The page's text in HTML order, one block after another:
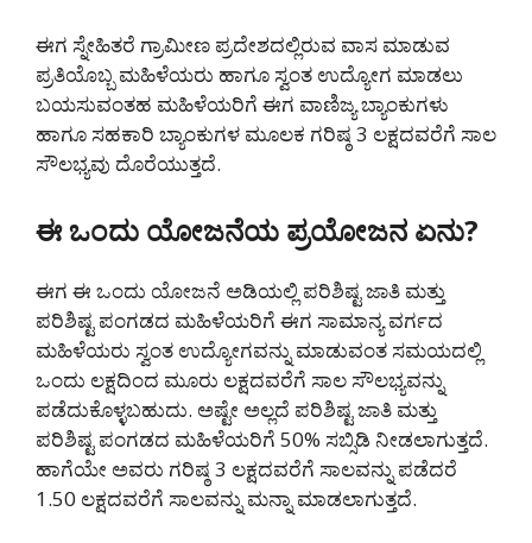
ಈಗ ಸ್ನೇಹಿತರೆ ಗ್ರಾಮೀಣ ಪ್ರದೇಶದಲ್ಲಿರುವ ವಾಸ ಮಾಡುವ
ಪ್ರತಿಯೊಬ್ಬ ಮಹಿಳೆಯರು ಹಾಗೂ ಸ್ವಂತ ಉದ್ಯೋಗ ಮಾಡಲು
ಬಯಸುವಂತಹ ಮಹಿಳೆಯರಿಗೆ ಈಗ ವಾಣಿಜ್ಯ ಬ್ಯಾಂಕುಗಳು
ಹಾಗೂ ಸಹಕಾರಿ ಬ್ಯಾಂಕುಗಳ ಮೂಲಕ ಗರಿಷ್ಠ 3 ಲಕ್ಷದವರೆಗೆ ಸಾಲ
ಸೌಲಭ್ಯವು ದೊರೆಯುತ್ತದೆ.
ಈ ಒಂದು ಯೋಜನೆಯ ಪ್ರಯೋಜನ ಏನು?
ಈಗ ಈ ಒಂದು ಯೋಜನೆ ಅಡಿಯಲ್ಲಿ ಪರಿಶಿಷ್ಟ ಜಾತಿ ಮತ್ತು
ಪರಿಶಿಷ್ಟ ಪಂಗಡದ ಮಹಿಳೆಯರಿಗೆ ಈಗ ಸಾಮಾನ್ಯ ವರ್ಗದ
ಮಹಿಳೆಯರು ಸ್ವಂತ ಉದ್ಯೋಗವನ್ನು ಮಾಡುವಂತ ಸಮಯದಲ್ಲಿ
ಒಂದು ಲಕ್ಷದಿಂದ ಮೂರು ಲಕ್ಷದವರೆಗೆ ಸಾಲ ಸೌಲಭ್ಯವನ್ನು
ಪಡೆದುಕೊಳ್ಳಬಹುದು. ಅಷ್ಟೇ ಅಲ್ಲದೆ ಪರಿಶಿಷ್ಟ ಜಾತಿ ಮತ್ತು
ಪರಿಶಿಷ್ಟ ಪಂಗಡದ ಮಹಿಳೆಯರಿಗೆ 50% ಸಬ್ಸಿಡಿ ನೀಡಲಾಗುತ್ತದೆ.
ಹಾಗೆಯೇ ಅವರು ಗರಿಷ್ಠ 3 ಲಕ್ಷದವರೆಗೆ ಸಾಲವನ್ನು ಪಡೆದರೆ
1.50 ಲಕ್ಷದವರೆಗೆ ಸಾಲವನ್ನು ಮನ್ನಾ ಮಾಡಲಾಗುತ್ತದೆ.